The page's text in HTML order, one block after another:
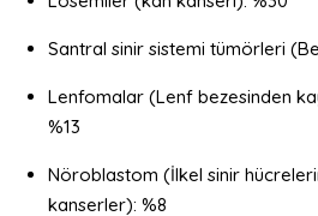
Santral sinir sistemi tümörleri
Lenfomalar (Lenf bezesinden
%13
Nöroblastom (İlkel sinir
kanserler): %8